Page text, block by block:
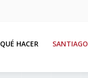
QUÉ HACER SANTIAGO